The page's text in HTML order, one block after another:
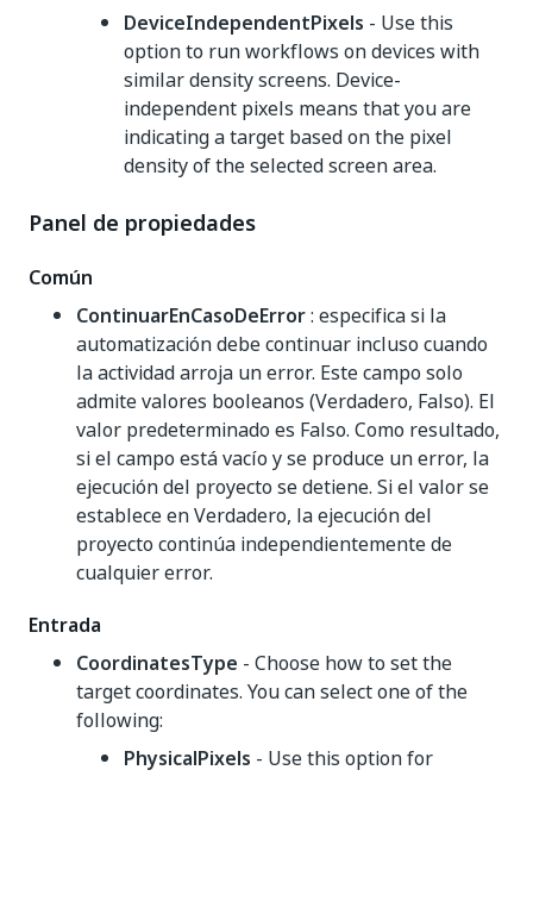
DeviceIndependentPixels - Use this
option to run workflows on devices with
similar density screens. Device-
independent pixels means that you are
indicating a target based on the pixel
density of the selected screen area.
Panel de propiedades
Común
ContinuarEnCasoDeError: especifica si la
automatización debe continuar incluso cuando
la actividad arroja un error. Este campo solo
admite valores booleanos (Verdadero, Falso). El
valor predeterminado es Falso. Como resultado,
si el campo está vacío y se produce un error, la
ejecución del proyecto se detiene. Si el valor se
establece en Verdadero, la ejecución del
proyecto continúa independientemente de
cualquier error.
Entrada
CoordinatesType - Choose how to set the
target coordinates. You can select one of the
following:
PhysicalPixels - Use this option for